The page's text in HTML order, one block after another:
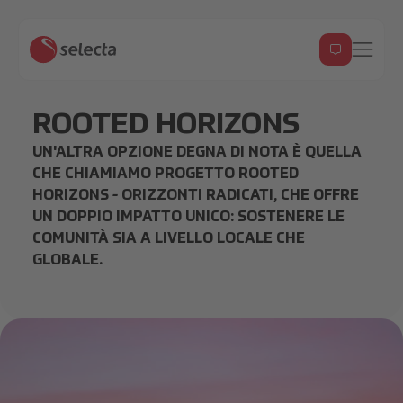
ROOTED HORIZONS
UN'ALTRA OPZIONE DEGNA DI NOTA È QUELLA
CHE CHIAMIAMO PROGETTO ROOTED
HORIZONS - ORIZZONTI RADICATI, CHE OFFRE
UN DOPPIO IMPATTO UNICO: SOSTENERE LE
COMUNITÀ SIA A LIVELLO LOCALE CHE
GLOBALE.